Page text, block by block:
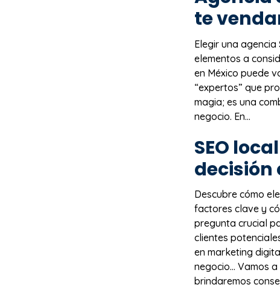
te
Elegir una agencia
elementos a
en México puede
“expertos” que
magia; es una
negocio. En...
SEO
decisión
Descubre cómo
factores clave y
pregunta crucial
clientes
en marketing
negocio… Vamos
brindaremos